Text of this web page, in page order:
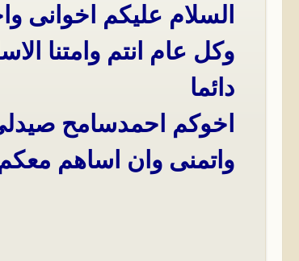
السلام عليكم اخوانى
وكل عام انتم وامتنا
دائما
اخوكم احمدسامح
واتمنى وان اساهم معكم